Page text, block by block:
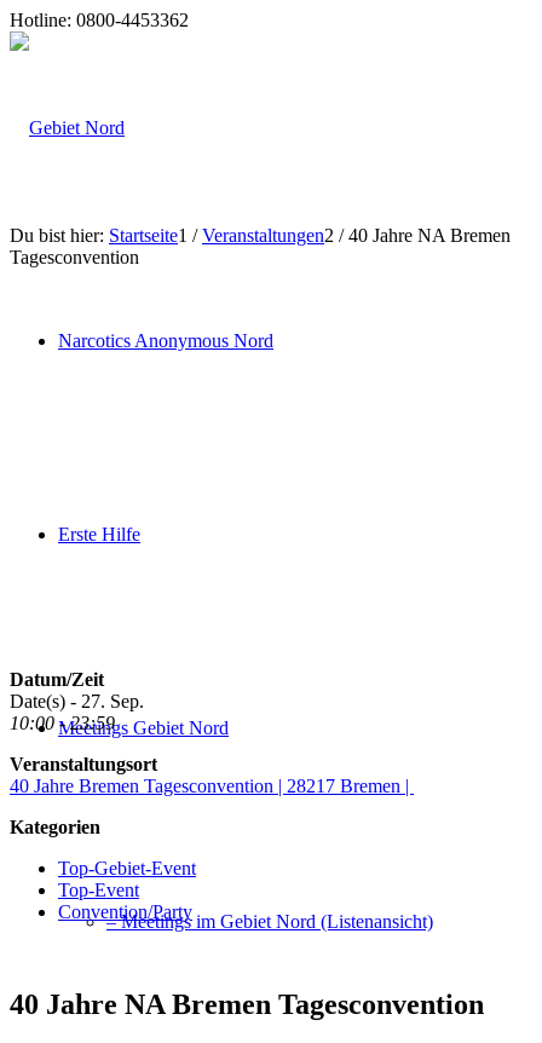
Hotline: 0800-4453362
Narcotics Anonymous Nord
Erste Hilfe
Meetings Gebiet Nord
– Meetings im Gebiet Nord (Listenansicht)
Du bist hier: Startseite1 / Veranstaltungen2 / 40 Jahre NA Bremen
Tagesconvention
Datum/Zeit
Date(s) - 27. Sep.
10:00 - 23:59
Veranstaltungsort
40 Jahre Bremen Tagesconvention | 28217 Bremen |
Kategorien
Top-Gebiet-Event
Top-Event
Convention/Party
40 Jahre NA Bremen Tagesconvention